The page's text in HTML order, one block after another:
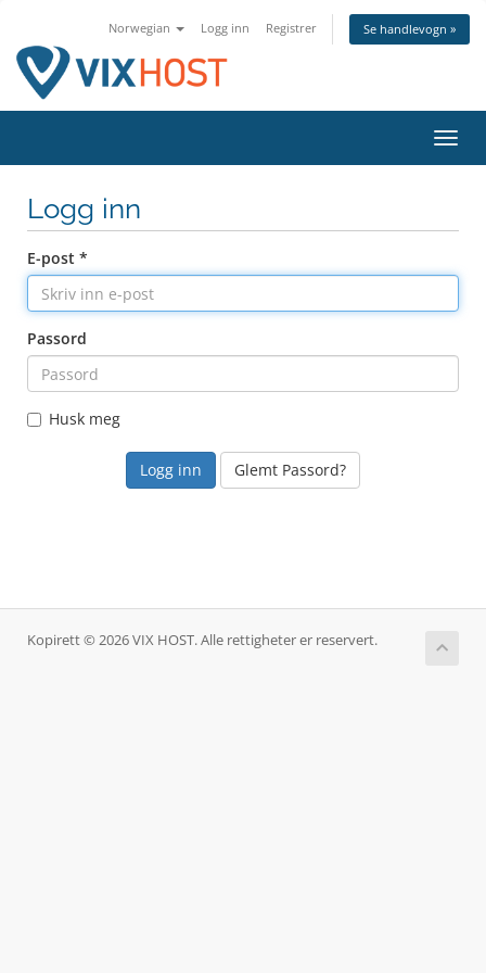
Norwegian Logg inn Registrer Se handlevogn »
Bytt
Logg inn
E-post *
Passord
Husk meg
Glemt Passord?
Kopirett © 2026 VIX HOST. Alle rettigheter er reservert.